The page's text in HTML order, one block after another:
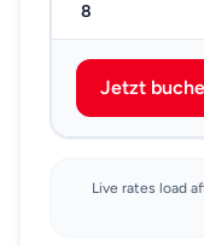
8
Jetzt
Live rates load